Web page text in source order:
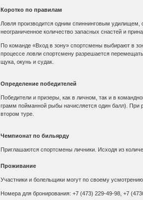
Коротко по правилам
Ловля производится одним спиннинговым
неограниченное количество запасных снастей и
По команде «Вход в зону» спортсмены выбирают в
процессе ловли спортсмену разрешается
щука, окунь и судак.
Определение победителей
Победители и призеры, как в личном, так и в
грамм пойманной рыбы начисляется один балл). При
втором туре.
Чемпионат по бильярду
Приглашаются спортсмены личники. Исходя из
Проживание
Участники и болельщики могут по своему
Номера для бронирования: +7 (473) 229-49-98, +7